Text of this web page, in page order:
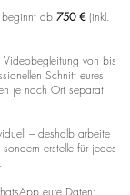
ab 750 € (inkl.
von bis
Schnitt eures
je nach Ort separat
– deshalb arbeite
erstelle für jedes
eure Daten: